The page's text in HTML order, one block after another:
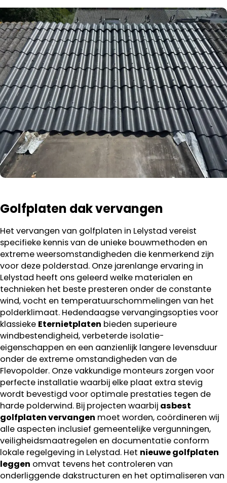
Golfplaten dak vervangen
Het vervangen van golfplaten in Lelystad vereist
specifieke kennis van de unieke bouwmethoden en
extreme weersomstandigheden die kenmerkend zijn
voor deze polderstad. Onze jarenlange ervaring in
Lelystad heeft ons geleerd welke materialen en
technieken het beste presteren onder de constante
wind, vocht en temperatuurschommelingen van het
polderklimaat. Hedendaagse vervangingsopties voor
klassieke Eternietplaten bieden superieure
windbestendigheid, verbeterde isolatie-
eigenschappen en een aanzienlijk langere levensduur
onder de extreme omstandigheden van de
Flevopolder. Onze vakkundige monteurs zorgen voor
perfecte installatie waarbij elke plaat extra stevig
wordt bevestigd voor optimale prestaties tegen de
harde polderwind. Bij projecten waarbij asbest
golfplaten vervangen moet worden, coördineren wij
alle aspecten inclusief gemeentelijke vergunningen,
veiligheidsmaatregelen en documentatie conform
lokale regelgeving in Lelystad. Het nieuwe golfplaten
leggen omvat tevens het controleren van
onderliggende dakstructuren en het optimaliseren van